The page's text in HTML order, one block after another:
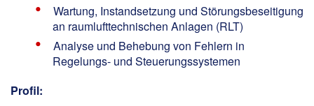
Wartung, Instandsetzung und Störungsbeseitigung
an raumlufttechnischen Anlagen (RLT)
Analyse und Behebung von Fehlern in
Regelungs- und Steuerungssystemen
Profil: